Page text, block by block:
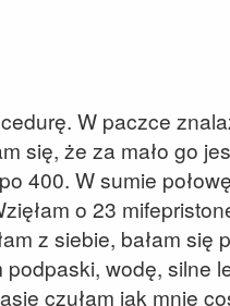
W paczce
się, że za mało go
400. W sumie
o 23
z siebie, bałam się
podpaski, wodę, silne
czułam jak mnie